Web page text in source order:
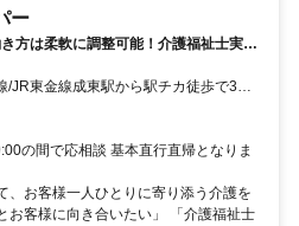
ー
方は柔軟に調整可能！介護福祉士実務
/JR東金線成東駅から駅チカ徒歩で3分
式会
JPR千葉ビル12F
の間で応相談 基本直行直帰となりま
、お客様一人ひとりに寄り添う介護を
お客様に向き合いたい」 「介護福祉士